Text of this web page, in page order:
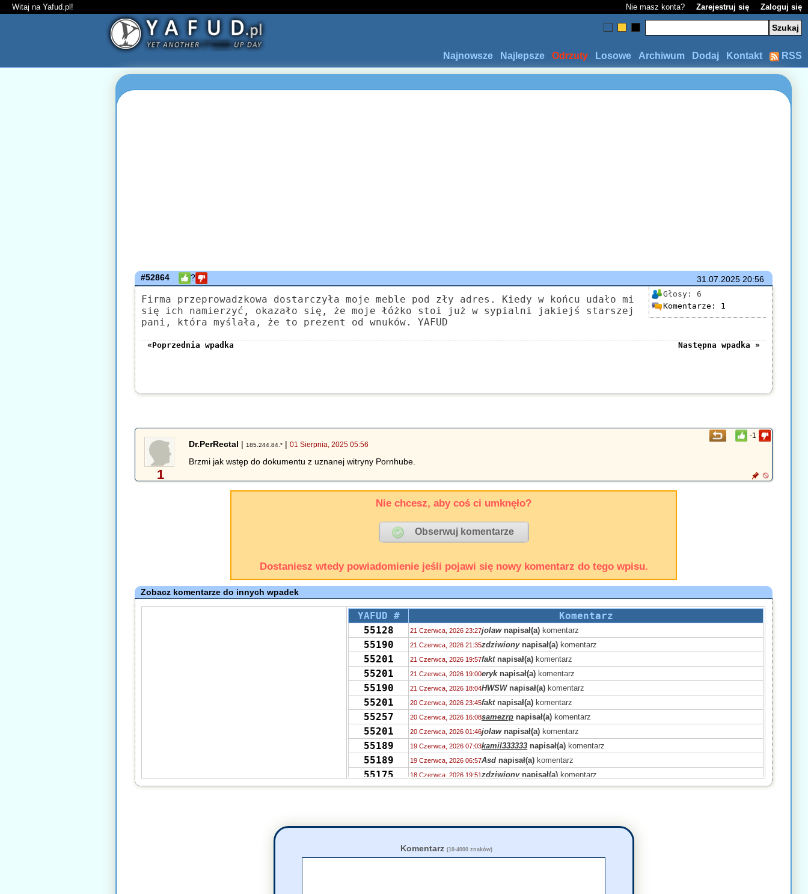
Witaj na Yafud.pl! Nie masz konta? Zarejestruj się Zaloguj się
RSS
Kontakt
Dodaj
Archiwum
Losowe
Odrzuty
Najlepsze
Najnowsze
31.07.202520:56
#52864 ?
Głosy: 6
Komentarze: 1
Firma przeprowadzkowa dostarczyła moje meble pod zły adres. Kiedy w końcu udało mi
się ich namierzyć, okazało się, że moje łóżko stoi już w sypialni jakiejś starszej
pani, która myślała, że to prezent od wnuków. YAFUD
«Poprzednia wpadka Następna wpadka »
-1
1
Dr.PerRectal |185.244.84.* |01 Sierpnia, 2025 05:56
Brzmi jak wstęp do dokumentu z uznanej witryny Pornhube.
Nie chcesz, aby coś ci umknęło?
Dostaniesz wtedy powiadomienie jeśli pojawi się nowy komentarz do tego wpisu.
Zobacz komentarze do innych wpadek
YAFUD #
Komentarz
55128
21 Czerwca, 2026 23:27jolawnapisał(a) komentarz
55190 21 Czerwca, 2026 21:35zdziwionynapisał(a) komentarz
55201 21 Czerwca, 2026 19:57faktnapisał(a) komentarz
55201 21 Czerwca, 2026 19:00eryknapisał(a) komentarz
55190 21 Czerwca, 2026 18:04HWSWnapisał(a) komentarz
55201 20 Czerwca, 2026 23:45faktnapisał(a) komentarz
55257 20 Czerwca, 2026 16:08samezrp napisał(a) komentarz
55201 20 Czerwca, 2026 01:46jolawnapisał(a) komentarz
55189 19 Czerwca, 2026 07:03kamil333333 napisał(a) komentarz
55189 19 Czerwca, 2026 06:57Asd napisał(a) komentarz
55175 18 Czerwca, 2026 19:51zdziwionynapisał(a) komentarz
55207 18 Czerwca, 2026 17:44Alanapisał(a)komentarz
17 Czerwca, 2026 20:38Fruczak
55271 Fruczaknapisał(a)komentarz
Komentarz (10-4000 znaków)